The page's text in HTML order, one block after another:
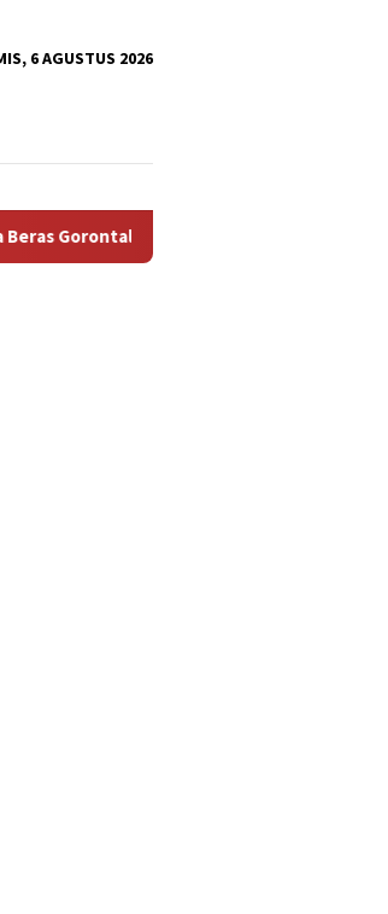
6 AGUSTUS 2026
Termahal di Indonesia, Pemprov Tidak